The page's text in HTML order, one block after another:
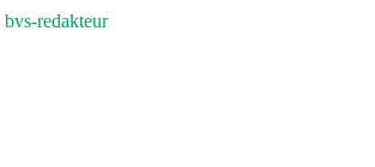
bvs-redakteur